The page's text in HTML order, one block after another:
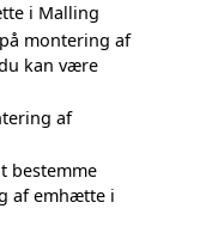
i Malling
montering af
kan være
af
bestemme
af emhætte i